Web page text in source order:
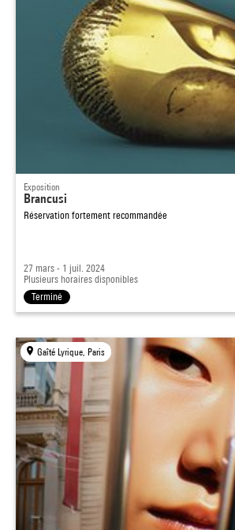
Exposition
Brancusi
Réservation fortement recommandée
27 mars - 1 juil. 2024
Plusieurs horaires disponibles
Terminé
Gaîté Lyrique, Paris